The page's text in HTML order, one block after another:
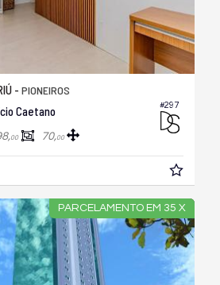
#297
- PIONEIROS
Caetano
00 70,00
PARCELAMENTO EM 35 X